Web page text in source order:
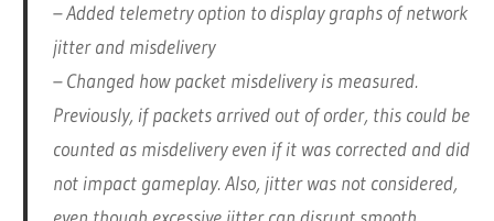
– Added telemetry option to display graphs of network
jitter and misdelivery
– Changed how packet misdelivery is measured.
Previously, if packets arrived out of order, this could be
counted as misdelivery even if it was corrected and did
not impact gameplay. Also, jitter was not considered,